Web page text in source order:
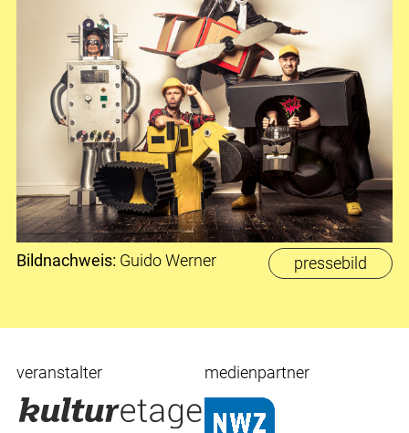
pressebild
Bildnachweis: Guido Werner
veranstalter medienpartner